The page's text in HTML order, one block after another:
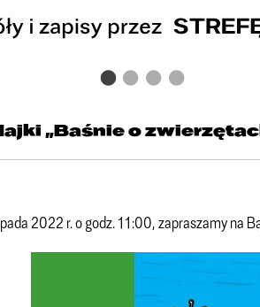
„Baśnie o
2022 r. o godz. 11:00, zapraszamy na